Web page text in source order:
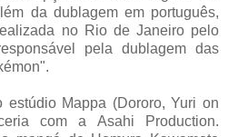
da dublagem em português,
no Rio de Janeiro pelo
pela dublagem das
Mappa (Dororo, Yuri on
com a Asahi Production.